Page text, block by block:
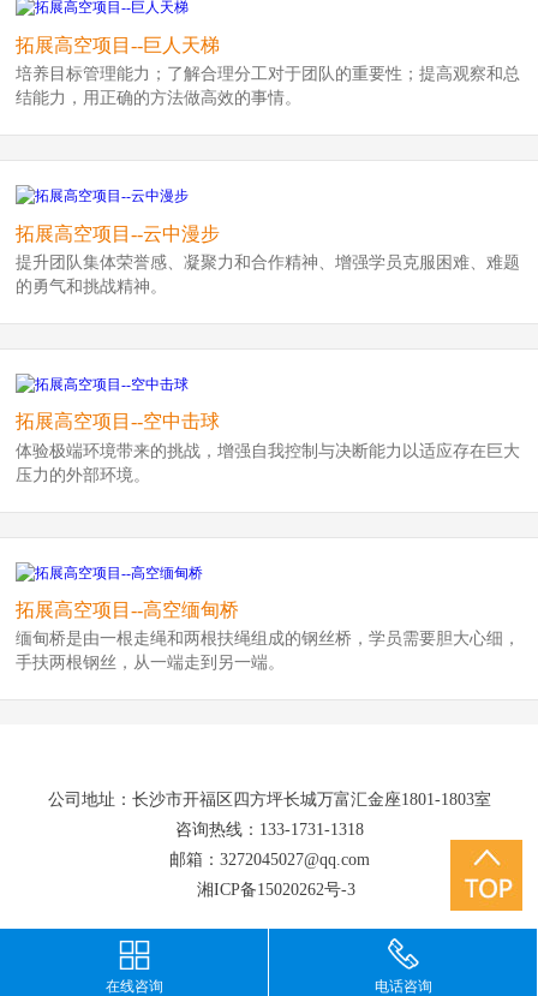
拓展高空项目--巨人天梯
培养目标管理能力；了解合理分工对于团队的重要性；提高观察和总
结能力，用正确的方法做高效的事情。
拓展高空项目--云中漫步
提升团队集体荣誉感、凝聚力和合作精神、增强学员克服困难、难题
的勇气和挑战精神。
拓展高空项目--空中击球
体验极端环境带来的挑战，增强自我控制与决断能力以适应存在巨大
压力的外部环境。
拓展高空项目--高空缅甸桥
缅甸桥是由一根走绳和两根扶绳组成的钢丝桥，学员需要胆大心细，
手扶两根钢丝，从一端走到另一端。
公司地址：长沙市开福区四方坪长城万富汇金座1801-1803室
咨询热线：133-1731-1318
邮箱：3272045027@qq.com
湘ICP备15020262号-3
在线咨询 电话咨询